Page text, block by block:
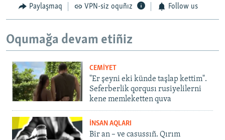
Paylaşmaq VPN-siz oquñız Follow us
Oqumağa devam etiñiz
CEMİYET
"Er şeyni eki künde taşlap kettim".
Seferberlik qorqusı rusiyelilerni
kene memleketten quva
İNSAN AQLARI
Bir an – ve casussıñ. Qırım